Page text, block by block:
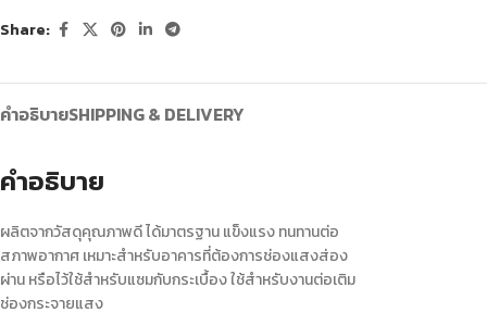
Share:
คำอธิบายSHIPPING & DELIVERY
คำอธิบาย
ผลิตจากวัสดุคุณภาพดี ได้มาตรฐาน แข็งแรง ทนทานต่อ
สภาพอากาศ เหมาะสำหรับอาคารที่ต้องการช่องแสงส่อง
ผ่าน หรือไว้ใช้สำหรับแซมกับกระเบื้อง ใช้สำหรับงานต่อเติม
ช่องกระจายแสง